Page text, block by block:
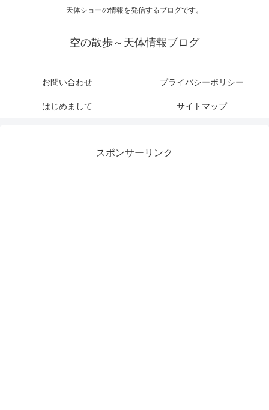
天体ショーの情報を発信するブログです。
空の散歩～天体情報ブログ
お問い合わせ プライバシーポリシー
はじめまして サイトマップ
スポンサーリンク